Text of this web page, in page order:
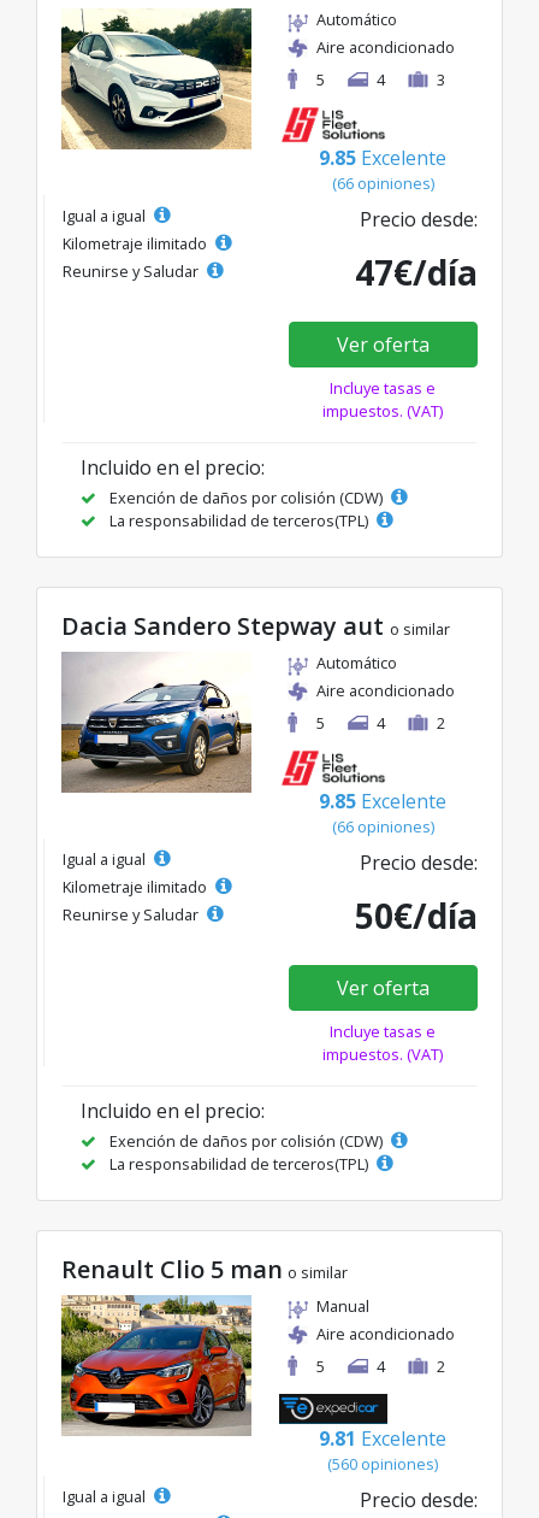
Automático
Aire acondicionado
5
4 3
9.85 Excelente
(66 opiniones)
Igual a igual
Kilometraje ilimitado
Reunirse y Saludar
Precio desde:
47€/día
Ver oferta
Incluye tasas e
impuestos. (VAT)
Incluido en el precio:
Exención de daños por colisión (CDW)
La responsabilidad de terceros(TPL)
Dacia Sandero Stepway aut o similar
Automático
Aire acondicionado
5
4 2
9.85 Excelente
(66 opiniones)
Igual a igual
Kilometraje ilimitado
Reunirse y Saludar
Precio desde:
50€/día
Ver oferta
Incluye tasas e
impuestos. (VAT)
Incluido en el precio:
Exención de daños por colisión (CDW)
La responsabilidad de terceros(TPL)
Renault Clio 5 man o similar
Manual
Aire acondicionado
5
4 2
9.81 Excelente
(560 opiniones)
Igual a igual
Precio desde: